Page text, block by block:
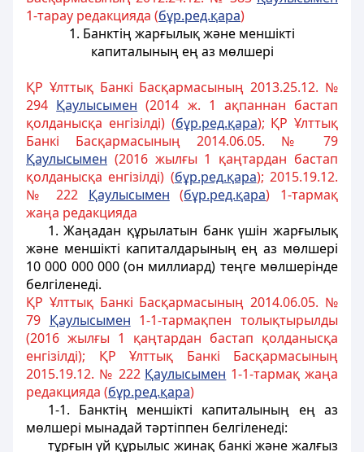
1-тарау редакцияда (бұр.ред.қара)
1. Банктің жарғылық және меншікті
капиталының ең аз мөлшері
ҚР Ұлттық Банкі Басқармасының 2013.25.12. №
294 Қаулысымен (2014 ж. 1 ақпаннан бастап
қолданысқа енгізілді) (бұр.ред.қара); ҚР Ұлттық
Банкі Басқармасының 2014.06.05. № 79
Қаулысымен (2016 жылғы 1 қаңтардан бастап
қолданысқа енгізілді) (бұр.ред.қара); 2015.19.12.
№ 222 Қаулысымен (бұр.ред.қара) 1-тармақ
жаңа редакцияда
1. Жаңадан құрылатын банк үшін жарғылық
және меншікті капиталдарының ең аз мөлшері
10 000 000 000 (он миллиард) теңге мөлшерінде
белгіленеді.
ҚР Ұлттық Банкі Басқармасының 2014.06.05. №
79 Қаулысымен 1-1-тармақпен толықтырылды
(2016 жылғы 1 қаңтардан бастап қолданысқа
енгізілді); ҚР Ұлттық Банкі Басқармасының
2015.19.12. № 222 Қаулысымен 1-1-тармақ жаңа
редакцияда (бұр.ред.қара)
1-1. Банктің меншікті капиталының ең аз
мөлшері мынадай тәртіппен белгіленеді:
тұрғын үй құрылыс жинақ банкі және жалғыз